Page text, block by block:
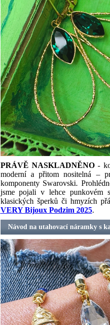
PRÁVĚ NASKLADNĚNO-
moderní a přitom nositelná –
komponenty Swarovski.
jsme pojali v lehce punkovém
klasických šperků či hmyzích
VERY Bijoux Podzim 2025.
Návod na utahovací náramky s